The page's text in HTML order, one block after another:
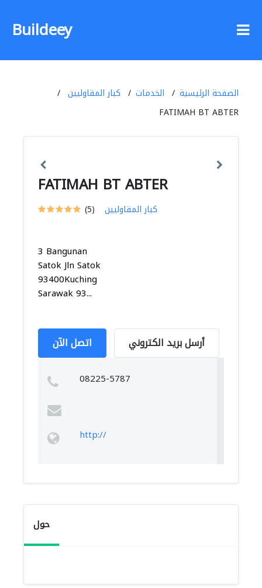
Buildeey
الصفحة الرئيسية الخدمات
كبار المقاوليين
FATIMAH BT ABTER
FATIMAH BT ABTER
(5) كبار المقاوليين
3 Bangunan
Satok Jln Satok
93400Kuching
Sarawak 93...
اتصل الآن أرسل بريد الكتروني
08225-5787
http://
حول